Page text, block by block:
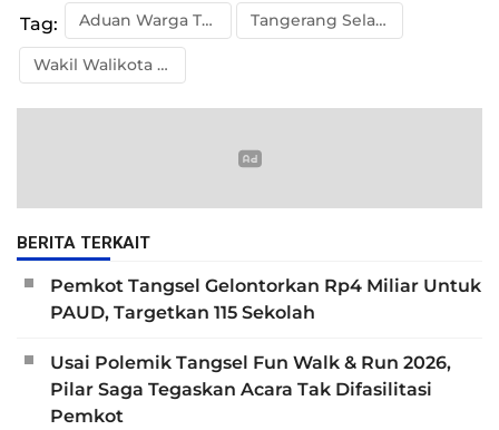
Tag: Aduan Warga Tangsel Tangerang Selatan
Wakil Walikota Tangsel
BERITA TERKAIT
Pemkot Tangsel Gelontorkan Rp4 Miliar Untuk
PAUD, Targetkan 115 Sekolah
Usai Polemik Tangsel Fun Walk & Run 2026,
Pilar Saga Tegaskan Acara Tak Difasilitasi
Pemkot